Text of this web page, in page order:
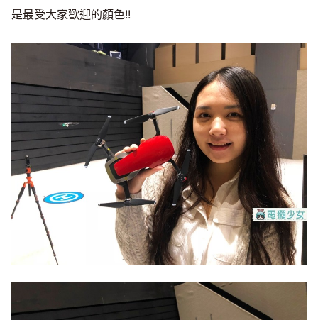
是最受大家歡迎的顏色!!